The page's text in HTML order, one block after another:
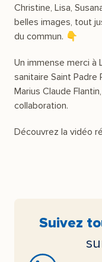
Christine, Lisa,
belles images, tout
du commun. 👇
Un immense merci à
sanitaire Saint Padre
Marius Claude
collaboration.
Découvrez la vidéo
Suivez